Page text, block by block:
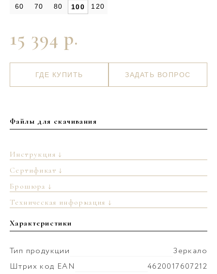
15 394 р.
60 70 80 100 120
ГДЕ КУПИТЬ ЗАДАТЬ ВОПРОС
Файлы для скачивания
Инструкция ↓
Сертификат ↓
Брошюра ↓
Техническая информация ↓
Характеристики
Тип продукции
Зеркало
Штрих код EAN
4620017607212